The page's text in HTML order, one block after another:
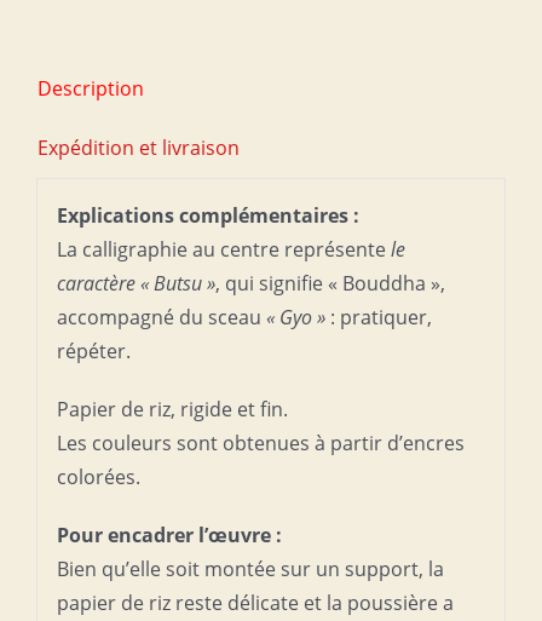
Description
Expédition et livraison
Explications complémentaires :
La calligraphie au centre représentele
caractère « Butsu », qui signifie « Bouddha »,
accompagné du sceau « Gyo »: pratiquer,
répéter.
Papier de riz, rigide et fin.
Les couleurs sont obtenues à partir d’encres
colorées.
Pour encadrer l’œuvre :
Bien qu’elle soit montée sur un support, la
papier de riz reste délicate et la poussière a